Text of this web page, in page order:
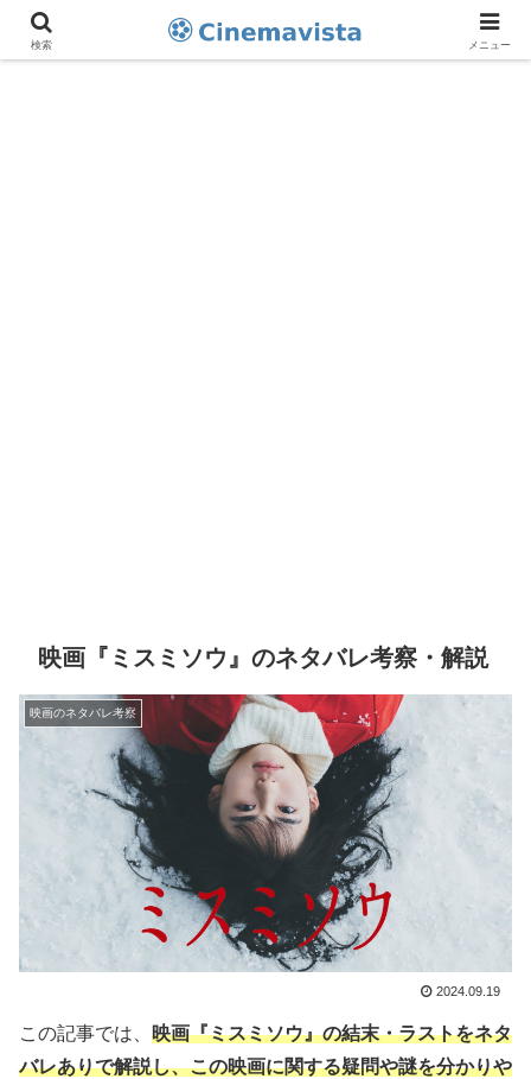
映画『ミスミソウ』のネタバレ考察・解説
映画のネタバレ考察
2024.09.19
この記事では、 映画『ミスミソウ』の結末・ラストをネタ
バレありで解説し、この映画に関する疑問や謎を分かりや
検索 メニュー